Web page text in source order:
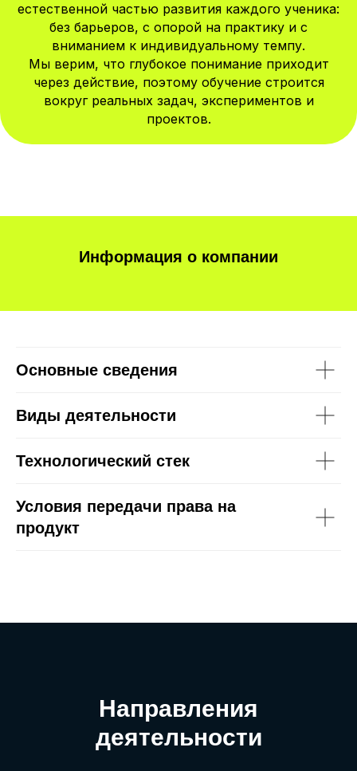
естественной частью развития каждого ученика:
без барьеров, с опорой на практику и с
вниманием к индивидуальному темпу.
Мы верим, что глубокое понимание приходит
через действие, поэтому обучение строится
вокруг реальных задач, экспериментов и
проектов.
Информация о компании
Основные сведения
Виды деятельности
Технологический стек
Условия передачи права на
продукт
Направления
деятельности